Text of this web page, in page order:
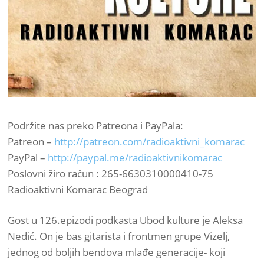
Podržite nas preko Patreona i PayPala:
Patreon – http://patreon.com/radioaktivni_komarac
PayPal – http://paypal.me/radioaktivnikomarac
Poslovni žiro račun : 265-6630310000410-75
Radioaktivni Komarac Beograd
Gost u 126.epizodi podkasta Ubod kulture je Aleksa
Nedić. On je bas gitarista i frontmen grupe Vizelj,
jednog od boljih bendova mlađe generacije- koji